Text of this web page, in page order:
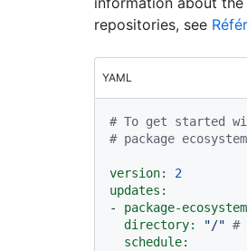
repositories, see
YAML
# To get started
# package
version:
2
updates:
-
package-
directory:
"/" #
schedule: